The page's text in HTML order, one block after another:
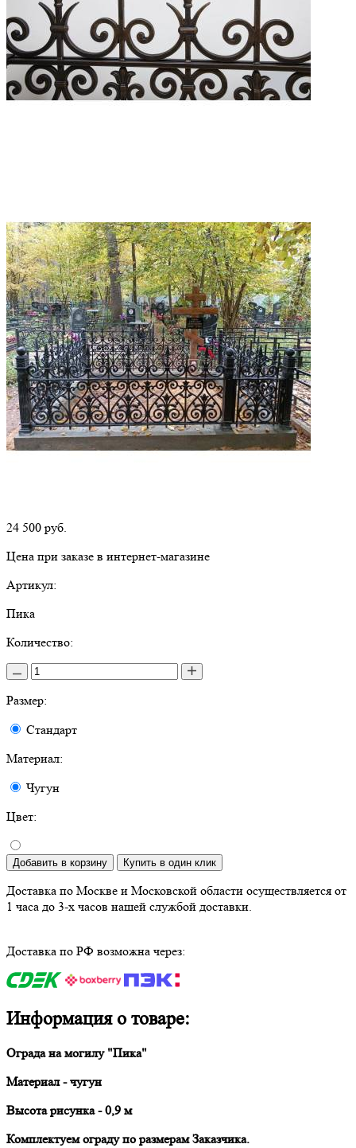
24 500 руб.
Цена при заказе в интернет-магазине
Артикул:
Пика
Количество:
Размер:
Стандарт
Материал:
Чугун
Цвет:
Добавить в корзину Купить в один клик
Доставка по Москве и Московской области осуществляется от
1 часа до 3-х часов нашей службой доставки.
Доставка по РФ возможна через:
Информация о товаре:
Ограда на могилу "Пика"
Материал - чугун
Высота рисунка - 0,9 м
Комплектуем ограду по размерам Заказчика.